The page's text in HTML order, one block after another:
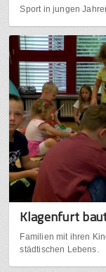
Sport in jungen
Klagenfurt
Familien mit ihren
städtischen Lebens.